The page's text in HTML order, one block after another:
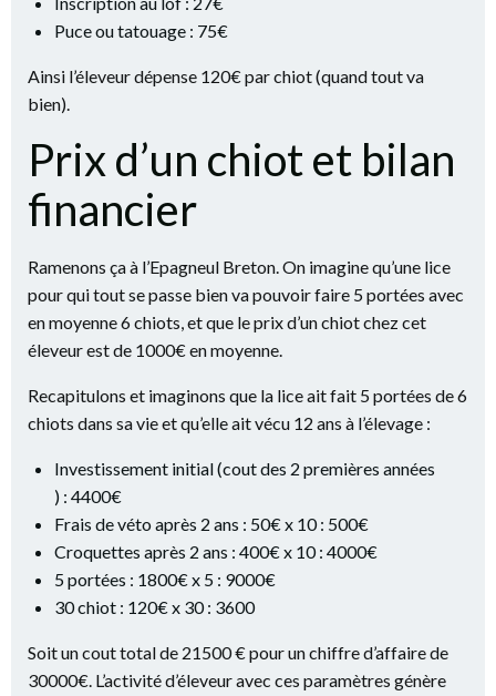
Puce ou tatouage : 75€
Ainsi l’éleveur dépense 120€ par chiot (quand tout va
bien).
Prix d’un chiot et bilan
financier
Ramenons ça à l’Epagneul Breton. On imagine qu’une lice
pour qui tout se passe bien va pouvoir faire 5 portées avec
en moyenne 6 chiots, et que le prix d’un chiot chez cet
éleveur est de 1000€ en moyenne.
Recapitulons et imaginons que la lice ait fait 5 portées de 6
chiots dans sa vie et qu’elle ait vécu 12 ans à l’élevage :
Investissement initial (cout des 2 premières années
) : 4400€
Frais de véto après 2 ans : 50€ x 10 : 500€
Croquettes après 2 ans : 400€ x 10 : 4000€
5 portées : 1800€ x 5 : 9000€
30 chiot : 120€ x 30 : 3600
Soit un cout total de 21500 € pour un chiffre d’affaire de
30000€. L’activité d’éleveur avec ces paramètres génère